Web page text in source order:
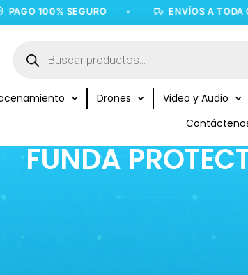
100% SEGURO ENVÍOS A TODA
Drones Video y Audio
FUNDA